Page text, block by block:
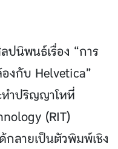
นิพนธ์เรื่อง “การ
งกับ Helvetica”
ทําปริญญาโทที่
(RIT)
กลายเป็นตัวพิมพ์เชิง